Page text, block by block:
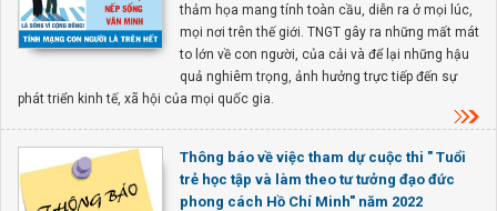
thảm họa mang tính toàn cầu, diễn ra ở mọi lúc,
mọi nơi trên thế giới. TNGT gây ra những mất mát
to lớn về con người, của cải và để lại những hậu
quả nghiêm trọng, ảnh hưởng trực tiếp đến sự
phát triển kinh tế, xã hội của mọi quốc gia.
Thông báo về việc tham dự cuộc thi " Tuổi
trẻ học tập và làm theo tư tưởng đạo đức
phong cách Hồ Chí Minh" năm 2022